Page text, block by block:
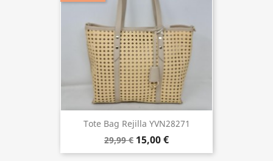
Tote Bag Rejilla YVN28271
29,99 € 15,00 €